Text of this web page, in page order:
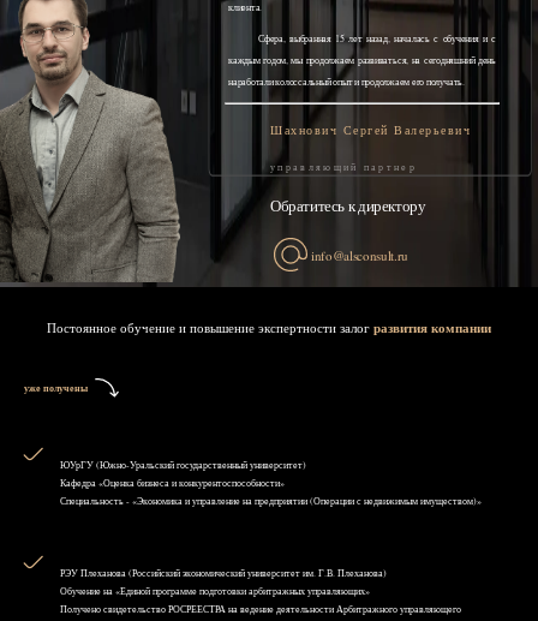
клиента.
Сфера, выбранная 15 лет назад, началась с обучения и с
каждым годом, мы продолжаем развиваться, на сегодняшний день
наработали колоссальный опыт и продолжаем его получать.
Шахнович Сергей Валерьевич
управляющий партнер
Обратитесь к директору
info@alsconsult.ru
Постоянное обучение и повышение экспертности залог развития компании
уже получены
ЮУрГУ (Южно-Уральский государственный университет)
Кафедра «Оценка бизнеса и конкурентоспособности»
Специальность - «Экономика и управление на предприятии (Операции с недвижимым имуществом)»
РЭУ Плеханова (Российский экономический университет им. Г.В. Плеханова)
Обучение на «Единой программе подготовки арбитражных управляющих»
Получено свидетельство РОСРЕЕСТРА на ведение деятельности Арбитражного управляющего